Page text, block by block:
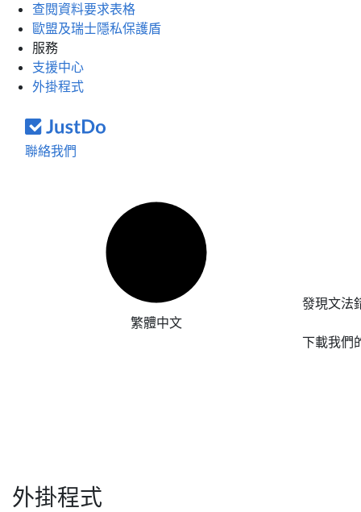
查閱資料要求表格
歐盟及瑞士隱私保護盾
服務
支援中心
外掛程式
聯絡我們
繁體中文
發現文法
下載我們
外掛程式